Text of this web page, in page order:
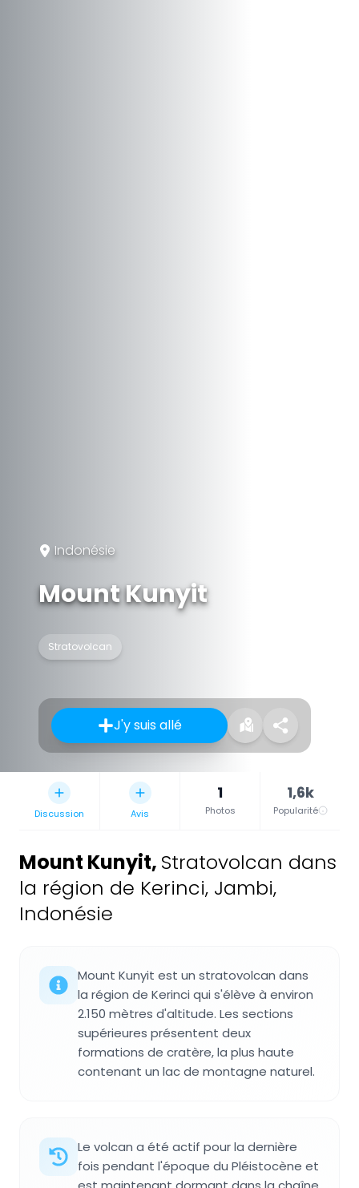
Indonésie
Mount Kunyit
Stratovolcan
J'y suis allé
Discussion Avis
1
Photos
1,6k
Popularité
Mount Kunyit, Stratovolcan dans
la région de Kerinci, Jambi,
Indonésie
Mount Kunyit est un stratovolcan dans
la région de Kerinci qui s'élève à environ
2.150 mètres d'altitude. Les sections
supérieures présentent deux
formations de cratère, la plus haute
contenant un lac de montagne naturel.
Le volcan a été actif pour la dernière
fois pendant l'époque du Pléistocène et